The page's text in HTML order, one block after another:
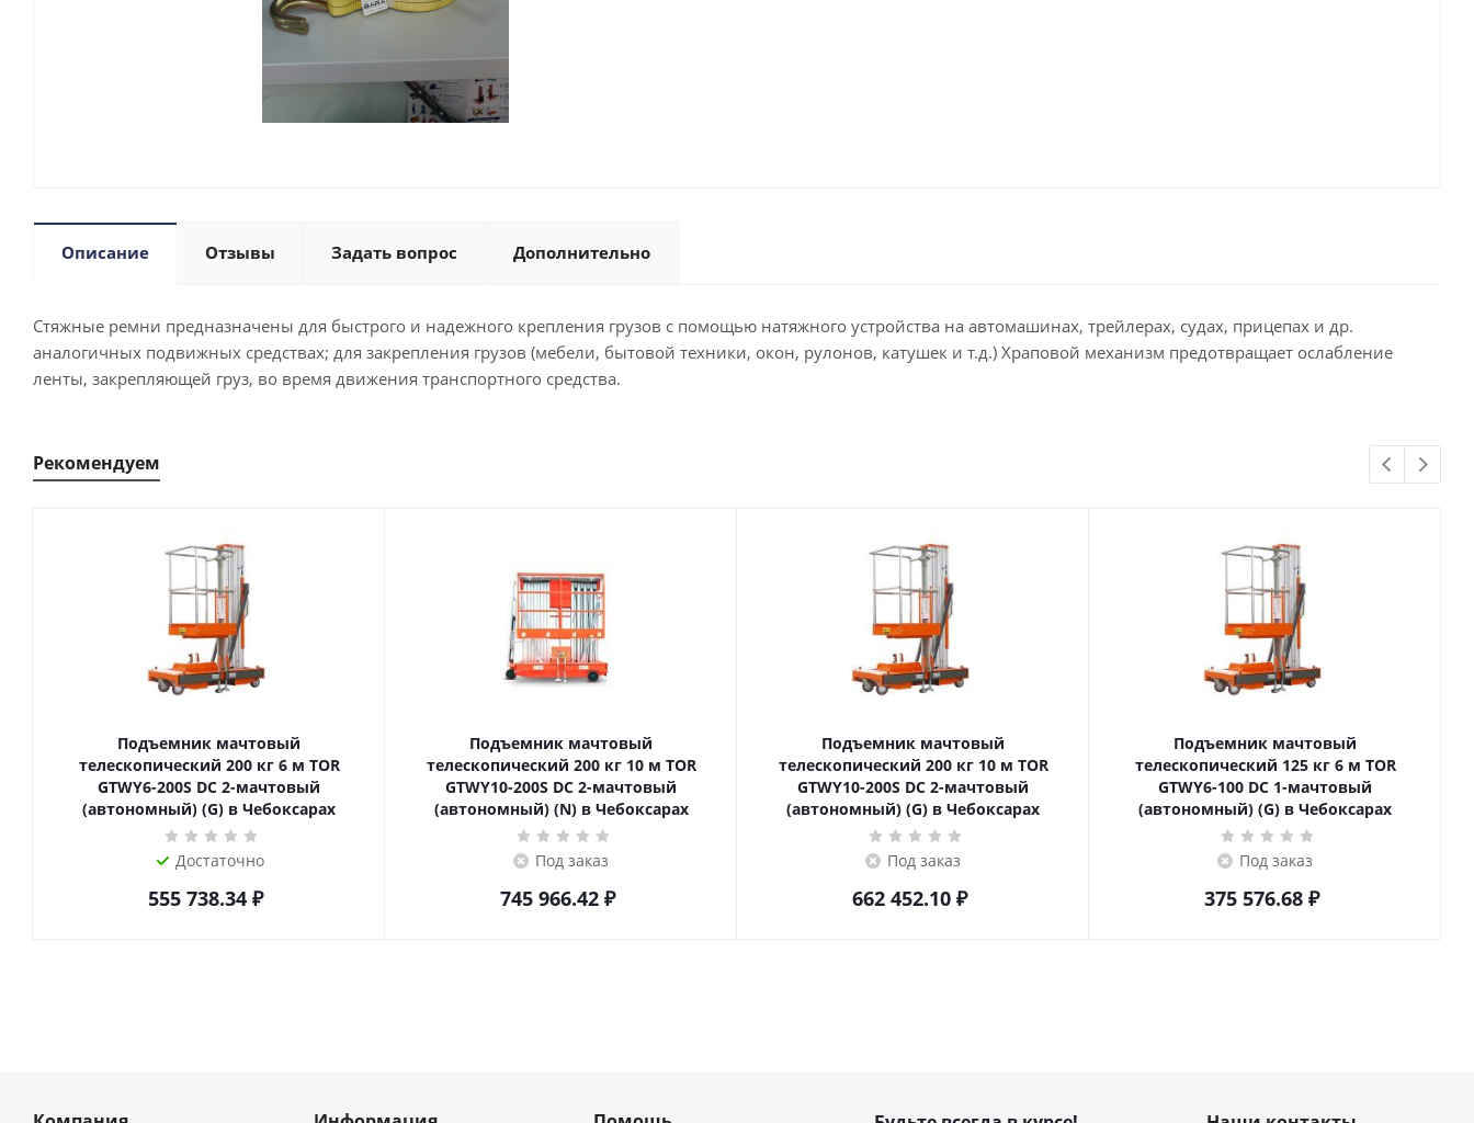
Описание Отзывы Задать вопрос Дополнительно
Стяжные ремни предназначены для быстрого и надежного крепления грузов с помощью натяжного устройства на автомашинах, трейлерах, судах, прицепах и др.
аналогичных подвижных средствах; для закрепления грузов (мебели, бытовой техники, окон, рулонов, катушек и т.д.) Храповой механизм предотвращает ослабление
ленты, закрепляющей груз, во время движения транспортного средства.
Рекомендуем
Подъемник мачтовый
телескопический 200 кг 6 м TOR
GTWY6-200S DC 2-мачтовый
(автономный) (G) в Чебоксарах
Достаточно
555 738.34₽
Подъемник мачтовый
телескопический 200 кг 10 м TOR
GTWY10-200S DC 2-мачтовый
(автономный) (N) в Чебоксарах
Под заказ
745 966.42₽
Подъемник мачтовый
телескопический 200 кг 10 м TOR
GTWY10-200S DC 2-мачтовый
(автономный) (G) в Чебоксарах
Под заказ
662 452.10₽
Подъемник мачтовый
телескопический 125 кг 6 м TOR
GTWY6-100 DC 1-мачтовый
(автономный) (G) в Чебоксарах
Под заказ
375 576.68₽